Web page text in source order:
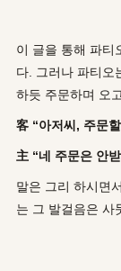
이 글을 통해 파티
다. 그러나 파티오
하듯 주문하며 오
客 “아저씨, 주문
主 “네 주문은 안
말은 그리 하시면
는 그 발걸음은 사